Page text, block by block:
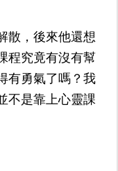
散，後來他還想
程究竟有沒有幫
有勇氣了嗎？我
不是靠上心靈課